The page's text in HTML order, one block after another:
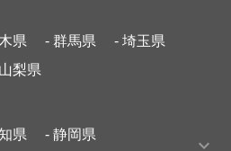
県 - 群馬県
- 埼玉県
梨県
県 - 静岡県